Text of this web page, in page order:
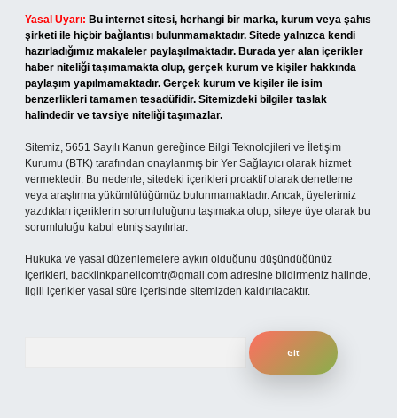
Yasal Uyarı: Bu internet sitesi, herhangi bir marka, kurum veya şahıs
şirketi ile hiçbir bağlantısı bulunmamaktadır. Sitede yalnızca kendi
hazırladığımız makaleler paylaşılmaktadır. Burada yer alan içerikler
haber niteliği taşımamakta olup, gerçek kurum ve kişiler hakkında
paylaşım yapılmamaktadır. Gerçek kurum ve kişiler ile isim
benzerlikleri tamamen tesadüfidir. Sitemizdeki bilgiler taslak
halindedir ve tavsiye niteliği taşımazlar.
Sitemiz, 5651 Sayılı Kanun gereğince Bilgi Teknolojileri ve İletişim
Kurumu (BTK) tarafından onaylanmış bir Yer Sağlayıcı olarak hizmet
vermektedir. Bu nedenle, sitedeki içerikleri proaktif olarak denetleme
veya araştırma yükümlülüğümüz bulunmamaktadır. Ancak, üyelerimiz
yazdıkları içeriklerin sorumluluğunu taşımakta olup, siteye üye olarak bu
sorumluluğu kabul etmiş sayılırlar.
Hukuka ve yasal düzenlemelere aykırı olduğunu düşündüğünüz
içerikleri, backlinkpanelicomtr@gmail.com adresine bildirmeniz halinde,
ilgili içerikler yasal süre içerisinde sitemizden kaldırılacaktır.